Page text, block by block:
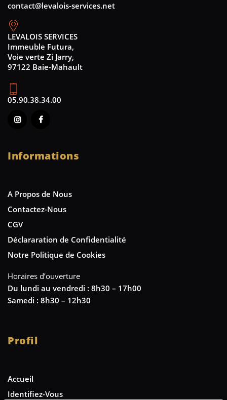
contact@levalois-services.net
LEVALOIS SERVICES
Immeuble Futura,
Voie verte Zi Jarry,
97122 Baie-Mahault
05.90.38.34.00
Informations
A Propos de Nous
Contactez-Nous
CGV
Déclararation de Confidentialité
Notre Politique de Cookies
Horaires d’ouverture
Du lundi au vendredi : 8h30 – 17h00
Samedi : 8h30 – 12h30
Profil
Accueil
Identifiez-Vous